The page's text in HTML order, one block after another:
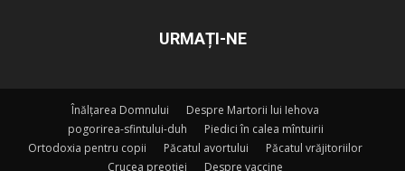
URMAȚI-NE
Înălțarea Domnului
Despre Martorii lui Iehova
pogorirea-sfintului-duh
Piedici în calea mîntuirii
Ortodoxia pentru copii
Păcatul avortului
Păcatul vrăjitoriilor
Crucea preoției
Despre vaccine